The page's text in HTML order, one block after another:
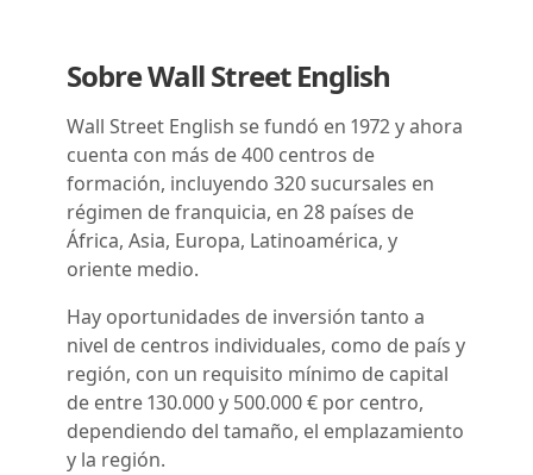
Sobre Wall Street English
Wall Street English se fundó en 1972 y ahora
cuenta con más de 400 centros de
formación, incluyendo 320 sucursales en
régimen de franquicia, en 28 países de
África, Asia, Europa, Latinoamérica, y
oriente medio.
Hay oportunidades de inversión tanto a
nivel de centros individuales, como de país y
región, con un requisito mínimo de capital
de entre 130.000 y 500.000 € por centro,
dependiendo del tamaño, el emplazamiento
y la región.